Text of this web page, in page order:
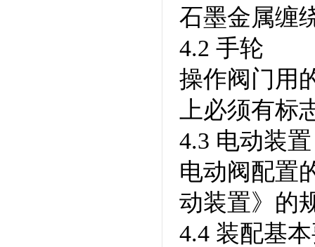
石墨金属缠
4.2 手轮
操作阀门用
上必须有标
4.3 电动装置
电动阀配置
动装置》的
4.4 装配基